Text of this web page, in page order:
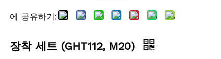
에 공유하기:
장착 세트 (GHT112, M20)